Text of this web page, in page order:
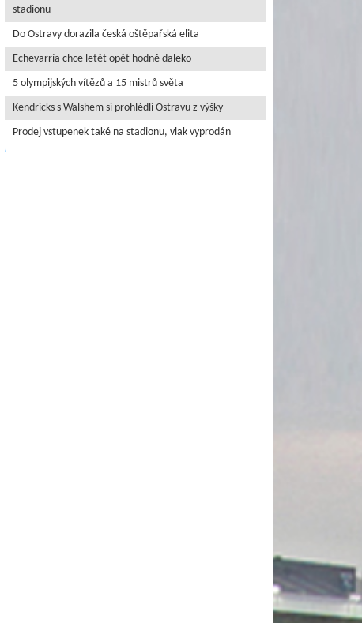
stadionu
Do Ostravy dorazila česká oštěpařská elita
Echevarría chce letět opět hodně daleko
5 olympijských vítězů a 15 mistrů světa
Kendricks s Walshem si prohlédli Ostravu z výšky
Prodej vstupenek také na stadionu, vlak vyprodán